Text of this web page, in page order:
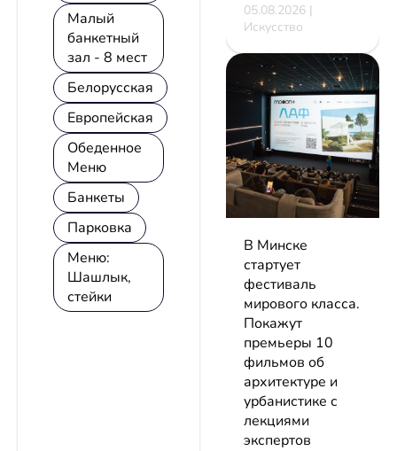
Малый
банкетный
зал - 8 мест
Белорусская
Европейская
Обеденное
Меню
Банкеты
Парковка
Меню:
Шашлык,
стейки
05.08.2026 |
Искусство
В Минске
стартует
фестиваль
мирового класса.
Покажут
премьеры 10
фильмов об
архитектуре и
урбанистике с
лекциями
экспертов